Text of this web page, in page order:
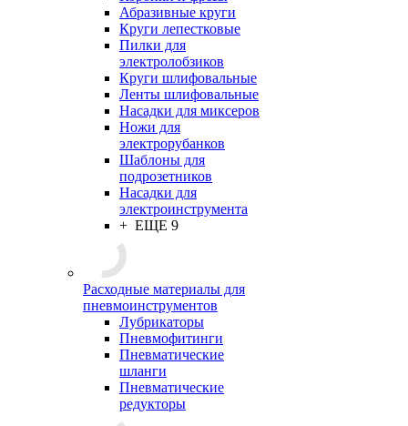
Абразивные круги
Круги лепестковые
Пилки для
электролобзиков
Круги шлифовальные
Ленты шлифовальные
Насадки для миксеров
Ножи для
электрорубанков
Шаблоны для
подрозетников
Насадки для
электроинструмента
+ ЕЩЕ 9
Расходные материалы для
пневмоинструментов
Лубрикаторы
Пневмофитинги
Пневматические
шланги
Пневматические
редукторы